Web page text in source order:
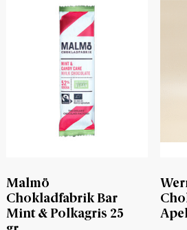
Malmö
Chokladfabrik Bar
Mint & Polkagris 25